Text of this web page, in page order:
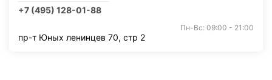
+7 (495) 128-01-88
Пн-Вс: 09:00 - 21:00
пр-т Юных ленинцев 70, стр 2